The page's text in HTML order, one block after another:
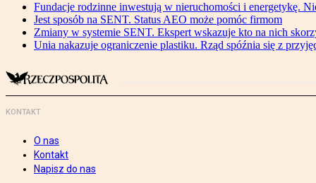
Fundacje rodzinne inwestują w nieruchomości i energetykę.
Jest sposób na SENT. Status AEO może pomóc firmom
Zmiany w systemie SENT. Ekspert wskazuje kto na nich
Unia nakazuje ograniczenie plastiku. Rząd spóźnia się z
KONTAKT
O nas
Kontakt
Napisz do nas